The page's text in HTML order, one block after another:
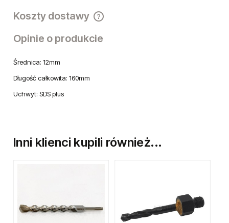
Koszty dostawy
Cena nie zawiera ewentualnych kosztów płatności
Opinie o produkcie
Średnica: 12mm
Długość całkowita: 160mm
Uchwyt: SDS plus
Inni klienci kupili również...